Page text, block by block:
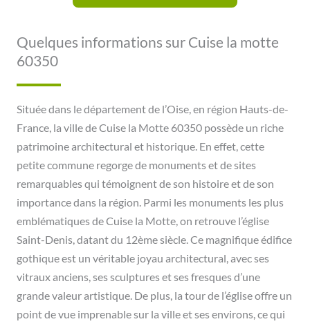
Quelques informations sur Cuise la motte
60350
Située dans le département de l’Oise, en région Hauts-de-
France, la ville de Cuise la Motte 60350 possède un riche
patrimoine architectural et historique. En effet, cette
petite commune regorge de monuments et de sites
remarquables qui témoignent de son histoire et de son
importance dans la région. Parmi les monuments les plus
emblématiques de Cuise la Motte, on retrouve l’église
Saint-Denis, datant du 12ème siècle. Ce magnifique édifice
gothique est un véritable joyau architectural, avec ses
vitraux anciens, ses sculptures et ses fresques d’une
grande valeur artistique. De plus, la tour de l’église offre un
point de vue imprenable sur la ville et ses environs, ce qui